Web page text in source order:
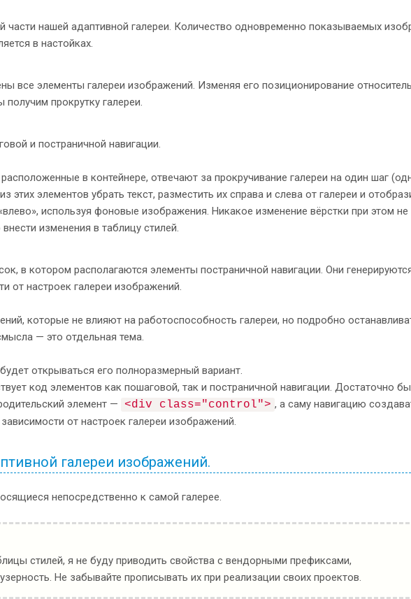
<img src="
images img_08 " alt="
<img src="
images/img_10.jpg
<img src="
images/img_11.jpg" alt="
img_12
<img src="
images /img_13.jpg" alt="
<img src="
images/img_14.jpg" alt="">
<img src="
jpg
">
nav-ctrl " data-hidden="true">
next " data-shift="
">next</span>
части нашей адаптивной галереи. Количество одновременно показываемых
в настойках.
все элементы галереи изображений. Изменяя его позиционирование
прокрутку галереи.
и постраничной навигации.
в контейнере, отвечают за прокручивание галереи на один шаг
этих элементов убрать текст, разместить их справа и слева от галереи и
используя фоновые изображения. Никакое изменение вёрстки при этом не
изменения в таблицу стилей.
в котором располагаются элементы постраничной навигации. Они
от настроек галереи изображений.
которые не влияют на работоспособность галереи, но подробно
— это отдельная тема.
открываться его полноразмерный вариант.
код элементов как пошаговой, так и постраничной навигации. Достаточно
элемент —
<div class="control"> , а саму навигацию
от настроек галереи изображений.
галереи изображений.
непосредственно к самой галерее.
стилей, я не буду приводить свойства с вендорными префиксами,
Не забывайте прописывать их при реализации своих проектов.